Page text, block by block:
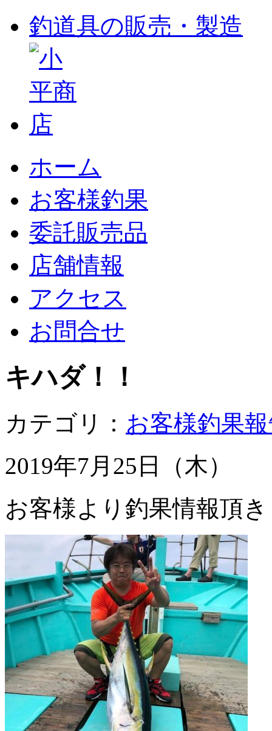
釣道具の販売・製造
ホーム
お客様釣果
委託販売品
店舗情報
アクセス
お問合せ
キハダ！！
カテゴリ： お客様釣果
2019年7月25日（木）
お客様より釣果情報頂